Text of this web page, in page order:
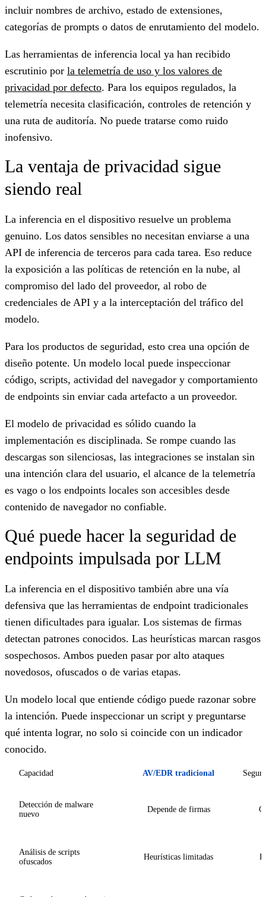
incluir nombres de archivo, estado de extensiones,
categorías de prompts o datos de enrutamiento del modelo.
Las herramientas de inferencia local ya han recibido
escrutinio por la telemetría de uso y los valores de
privacidad por defecto. Para los equipos regulados, la
telemetría necesita clasificación, controles de retención y
una ruta de auditoría. No puede tratarse como ruido
inofensivo.
La ventaja de privacidad sigue
siendo real
La inferencia en el dispositivo resuelve un problema
genuino. Los datos sensibles no necesitan enviarse a una
API de inferencia de terceros para cada tarea. Eso reduce
la exposición a las políticas de retención en la nube, al
compromiso del lado del proveedor, al robo de
credenciales de API y a la interceptación del tráfico del
modelo.
Para los productos de seguridad, esto crea una opción de
diseño potente. Un modelo local puede inspeccionar
código, scripts, actividad del navegador y comportamiento
de endpoints sin enviar cada artefacto a un proveedor.
El modelo de privacidad es sólido cuando la
implementación es disciplinada. Se rompe cuando las
descargas son silenciosas, las integraciones se instalan sin
una intención clara del usuario, el alcance de la telemetría
es vago o los endpoints locales son accesibles desde
contenido de navegador no confiable.
Qué puede hacer la seguridad de
endpoints impulsada por LLM
La inferencia en el dispositivo también abre una vía
defensiva que las herramientas de endpoint tradicionales
tienen dificultades para igualar. Los sistemas de firmas
detectan patrones conocidos. Las heurísticas marcan rasgos
sospechosos. Ambos pueden pasar por alto ataques
novedosos, ofuscados o de varias etapas.
Un modelo local que entiende código puede razonar sobre
la intención. Puede inspeccionar un script y preguntarse
qué intenta lograr, no solo si coincide con un indicador
conocido.
Capacidad AV/EDR tradicional
Detección de malware
nuevo
Depende de firmas
Análisis de scripts
ofuscados
Heurísticas limitadas